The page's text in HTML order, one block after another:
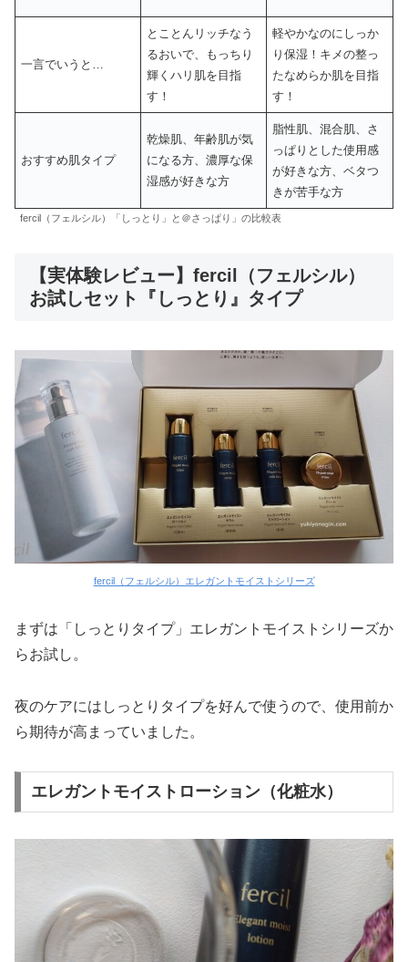
一言でいうと…
とことんリッチなう
るおいで、もっちり
輝くハリ肌を目指
す！
軽やかなのにしっか
り保湿！キメの整っ
たなめらか肌を目指
す！
おすすめ肌タイプ
乾燥肌、年齢肌が気
になる方、濃厚な保
湿感が好きな方
脂性肌、混合肌、さ
っぱりとした使用感
が好きな方、ベタつ
きが苦手な方
fercil（フェルシル）「しっとり」と＠さっぱり」の比較表
【実体験レビュー】fercil（フェルシル）
お試しセット『しっとり』タイプ
fercil（フェルシル）エレガントモイストシリーズ
まずは「しっとりタイプ」エレガントモイストシリーズか
らお試し。
夜のケアにはしっとりタイプを好んで使うので、使用前か
ら期待が高まっていました。
エレガントモイストローション（化粧水）